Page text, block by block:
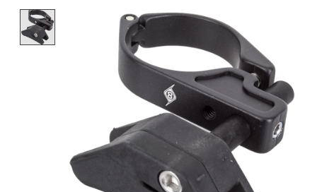
Product image slideshow Items